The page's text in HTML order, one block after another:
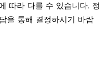
따라 다를 수 있습니다. 정
을 통해 결정하시기 바랍